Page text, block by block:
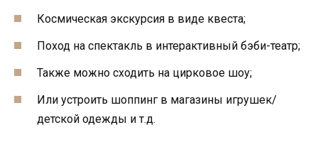
Космическая экскурсия в виде квеста;
Поход на спектакль в интерактивный бэби-театр;
Также можно сходить на цирковое шоу;
Или устроить шоппинг в магазины игрушек/
детской одежды и т.д.